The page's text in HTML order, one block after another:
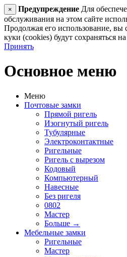
× Предупреждение Для
обслуживания на этом сайте
Продолжая его использование, вы
куки (cookies) будут сохраняться
Принять
Основное меню
Меню
Почтовые замки
Прямой ригель
Изогнутый ригель
Тубулярные
Электроконтактные
Ригельные
Ригель с вырезом
Кодовый
Компьютерный
Навесные
Без ригеля
0802
Мастер
Больше →
Мебельные замки
Ригельные
Мастер